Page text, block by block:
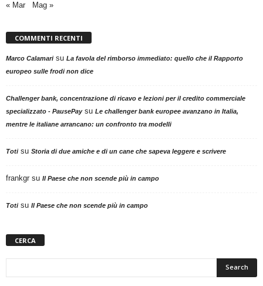
« Mar
Mag »
COMMENTI RECENTI
Marco Calamarisu La favola del rimborso immediato: quello che il Rapporto
europeo sulle frodi non dice
Challenger bank, concentrazione di ricavo e lezioni per il credito commerciale
specializzato - PausePaysu Le challenger bank europee avanzano in Italia,
mentre le italiane arrancano: un confronto tra modelli
Totisu Storia di due amiche e di un cane che sapeva leggere e scrivere
frankgr su Il Paese che non scende più in campo
Totisu Il Paese che non scende più in campo
CERCA